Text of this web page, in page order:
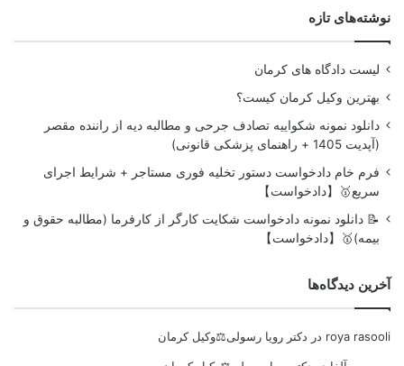
نوشته‌های تازه
لیست دادگاه های کرمان
بهترین وکیل کرمان کیست؟
دانلود نمونه شکواییه تصادف جرحی و مطالبه دیه از راننده مقصر
(آپدیت 1405 + راهنمای پزشکی قانونی)
فرم خام دادخواست دستور تخلیه فوری مستاجر + شرایط اجرای
سریع🥇【دادخواست】
📝 دانلود نمونه دادخواست شکایت کارگر از کارفرما (مطالبه حقوق و
بیمه)🥇【دادخواست】
آخرین دیدگاه‌ها
roya rasooli در دکتر رویا رسولی⚖️وکیل کرمان